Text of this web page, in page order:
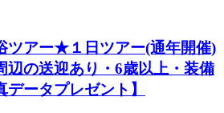
ツアー★１日ツアー(通年開催)
辺の送迎あり・6歳以上・装備
ータプレゼント】